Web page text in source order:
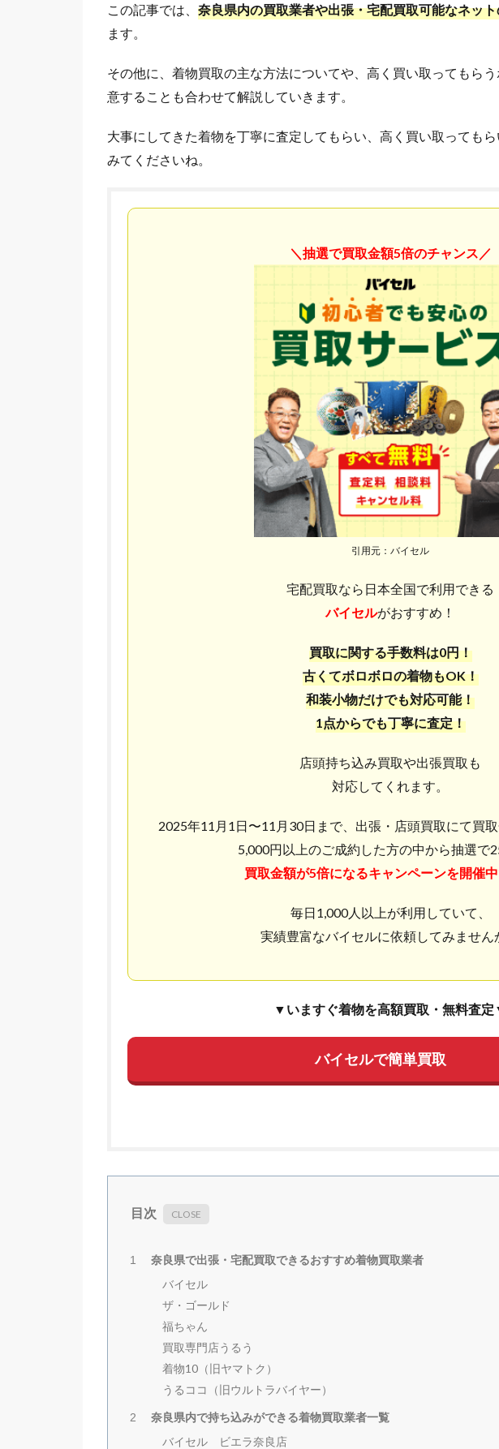
この記事では、 奈良県内の買取業者や出張・宅配買取可能なネッ
ます。
その他に、着物買取の主な方法についてや、高く買い取ってもら
意することも合わせて解説していきます。
大事にしてきた着物を丁寧に査定してもらい、高く買い取っても
みてくださいね。
＼抽選で買取金額5倍のチャンス／
引用元：バイセル
宅配買取なら日本全国で利用できる
バイセルがおすすめ！
買取に関する手数料は0円！
古くてボロボロの着物もOK！
和装小物だけでも対応可能！
1点からでも丁寧に査定！
店頭持ち込み買取や出張買取も
対応してくれます。
2025年11月1日〜11月30日まで、出張・店頭買取にて買
5,000円以上のご成約した方の中から抽選で
買取金額が5倍になるキャンペーンを開催中
毎日1,000人以上が利用していて、
実績豊富なバイセルに依頼してみません
▼いますぐ着物を高額買取・無料査
バイセルで簡単買取
目次
1
奈良県で出張・宅配買取できるおすすめ着物買取業者
バイセル
ザ・ゴールド
福ちゃん
買取専門店うるう
着物10（旧ヤマトク）
うるココ（旧ウルトラバイヤー）
2
奈良県内で持ち込みができる着物買取業者一覧
バイセル ビエラ奈良店